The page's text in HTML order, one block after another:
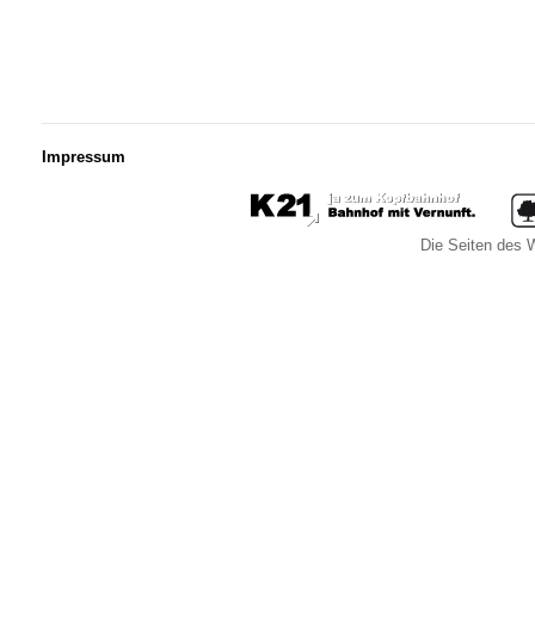
Impressum
Die Seiten des